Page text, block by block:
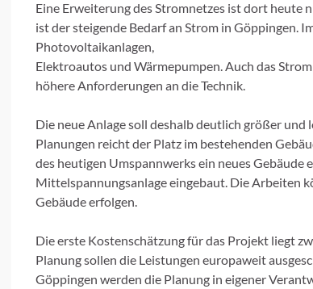
Eine Erweiterung des Stromnetzes ist dort heute
ist der steigende Bedarf an Strom in Göppingen.
Photovoltaikanlagen,
Elektroautos und Wärmepumpen. Auch das
höhere Anforderungen an die Technik.
Die neue Anlage soll deshalb deutlich größer
Planungen reicht der Platz im bestehenden
des heutigen Umspannwerks ein neues
Mittelspannungsanlage eingebaut. Die Arbeiten
Gebäude erfolgen.
Die erste Kostenschätzung für das Projekt liegt
Planung sollen die Leistungen europaweit
Göppingen werden die Planung in eigener